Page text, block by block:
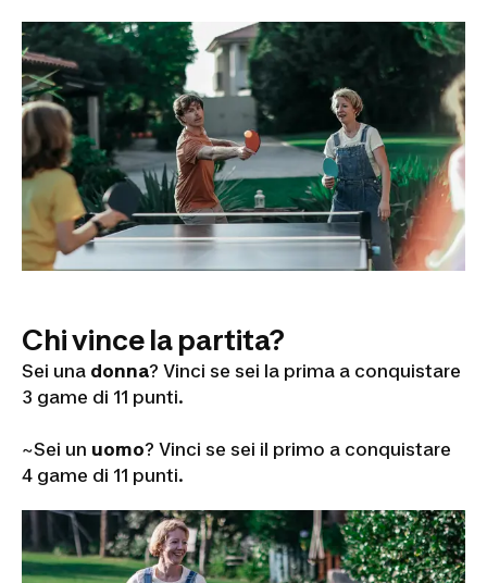
Chi vince la partita?
Sei una donna? Vinci se sei la prima a conquistare
3 game di 11 punti.
~Sei un uomo? Vinci se sei il primo a conquistare
4 game di 11 punti.